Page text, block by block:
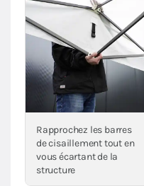
Rapprochez les barres
de cisaillement tout en
vous écartant de la
structure